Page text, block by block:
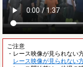
ご注意
・レース映像が見られない
レース映像が見られない